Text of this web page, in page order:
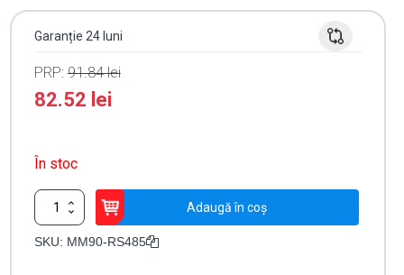
Garanție 24 luni
PRP:91.84lei
82.52 lei
În stoc
Cantitate
Modul
Master-
Adaugă în coș
SKU: MM90-RS485